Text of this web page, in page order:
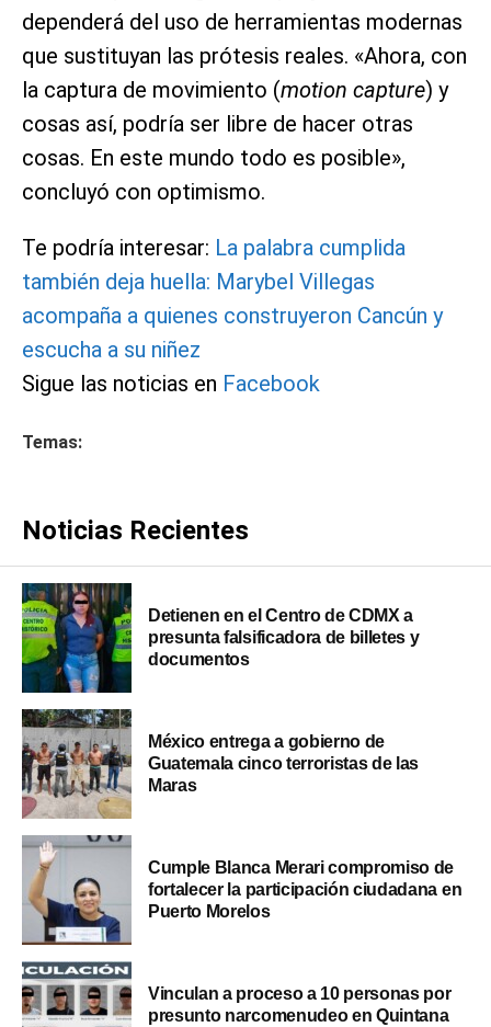
dependerá del uso de herramientas modernas
que sustituyan las prótesis reales. «Ahora, con
la captura de movimiento (motion capture) y
cosas así, podría ser libre de hacer otras
cosas. En este mundo todo es posible»,
concluyó con optimismo.
Te podría interesar: La palabra cumplida
también deja huella: Marybel Villegas
acompaña a quienes construyeron Cancún y
escucha a su niñez
Sigue las noticias en Facebook
Temas:
Noticias Recientes
Detienen en el Centro de CDMX a
presunta falsificadora de billetes y
documentos
México entrega a gobierno de
Guatemala cinco terroristas de las
Maras
Cumple Blanca Merari compromiso de
fortalecer la participación ciudadana en
Puerto Morelos
Vinculan a proceso a 10 personas por
presunto narcomenudeo en Quintana